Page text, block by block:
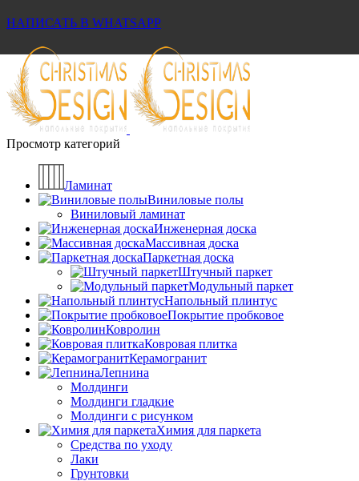
НАПИСАТЬ В WHATSAPP
Просмотр категорий
Ламинат
Виниловые полы
Виниловый ламинат
Инженерная доска
Массивная доска
Паркетная доска
Штучный паркет
Модульный паркет
Напольный плинтус
Покрытие пробковое
Ковролин
Ковровая плитка
Керамогранит
Лепнина
Молдинги
Молдинги гладкие
Молдинги с рисунком
Химия для паркета
Средства по уходу
Лаки
Грунтовки